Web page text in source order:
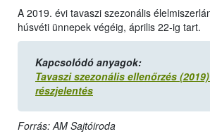
A 2019. évi tavaszi szezonális
húsvéti ünnepek végéig, április 22-ig tart.
Kapcsolódó anyagok:
Tavaszi szezonális ellenőrzés
részjelentés
Forrás: AM Sajtóiroda